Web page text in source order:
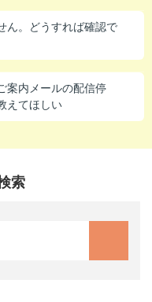
ん。どうすれば確認で
案内メールの配信停
えてほしい
索